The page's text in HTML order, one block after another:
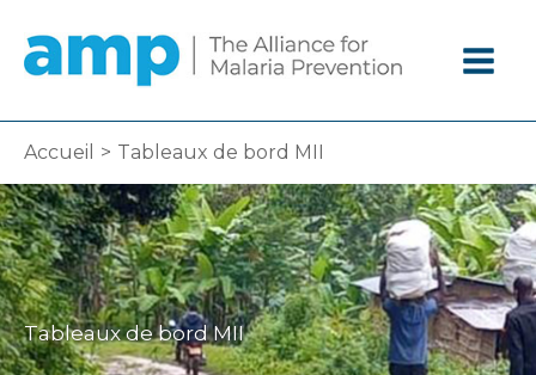
contenu
Accueil Tableaux de bord MII
Tableaux de bord MII